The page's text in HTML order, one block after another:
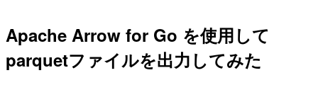
Apache Arrow for Go を使用して
parquetファイルを出力してみた